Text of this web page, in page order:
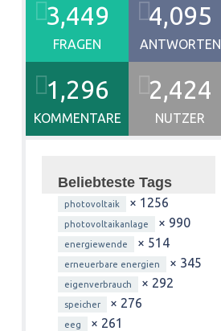
3,449
FRAGEN
4,095
ANTWORTEN
1,296
KOMMENTARE
2,424
NUTZER
Beliebteste Tags
photovoltaik × 1256
photovoltaikanlage × 990
energiewende × 514
erneuerbare energien × 345
eigenverbrauch × 292
speicher × 276
eeg × 261